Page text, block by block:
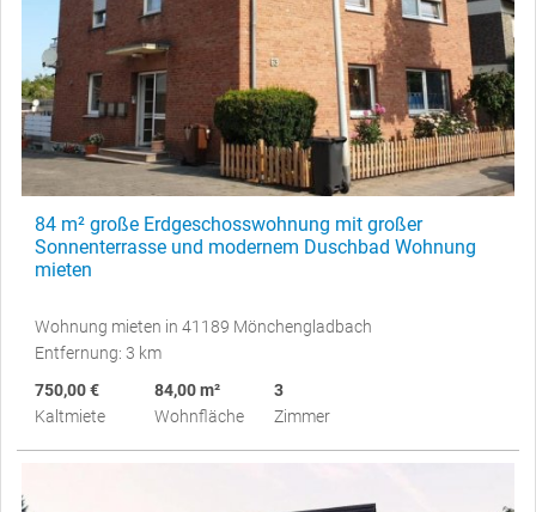
84 m² große Erdgeschosswohnung mit großer
Sonnenterrasse und modernem Duschbad Wohnung
mieten
Wohnung mieten in 41189 Mönchengladbach
Entfernung: 3 km
750,00 €
Kaltmiete
84,00 m²
Wohnfläche
3
Zimmer